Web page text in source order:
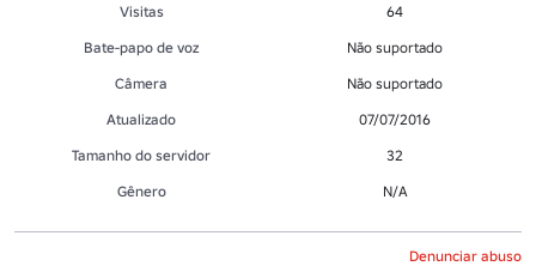
Visitas
64
Bate-papo de voz
Não suportado
Câmera
Não suportado
Atualizado
07/07/2016
Tamanho do servidor
32
Gênero
N/A
Denunciar abuso